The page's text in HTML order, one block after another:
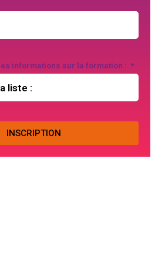
informations sur la formation :
INSCRIPTION